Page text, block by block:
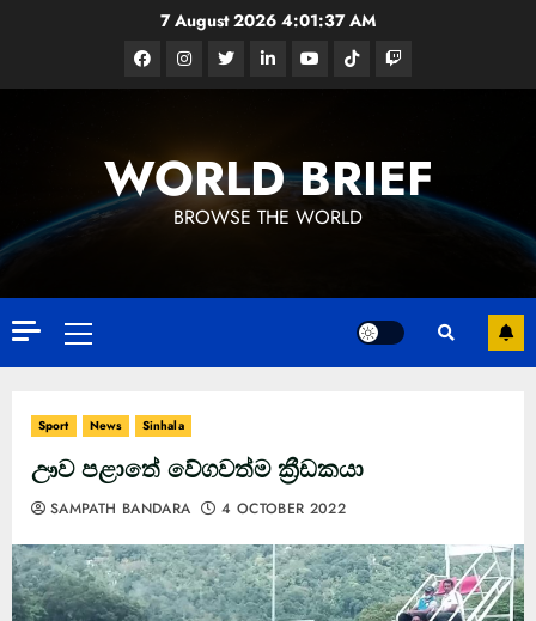
7 August 2026 4:01:38 AM
FacebookInstagram
TwitterLinkedinYoutubeTiktokGoogle
News
WORLD BRIEF
BROWSE THE WORLD
Primary
Menu
Sport News Sinhala
ඌව පළාතේ වේගවත්ම ක්‍රීඩකයා
SAMPATH BANDARA 4 OCTOBER 2022